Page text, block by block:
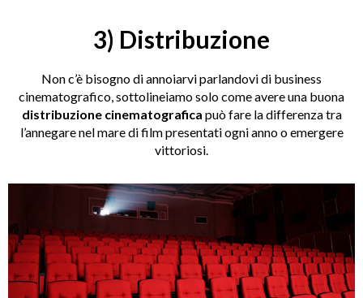
3) Distribuzione
Non c’è bisogno di annoiarvi parlandovi di business
cinematografico, sottolineiamo solo come avere una buona
distribuzione cinematografica può fare la differenza tra
l’annegare nel mare di film presentati ogni anno o emergere
vittoriosi.